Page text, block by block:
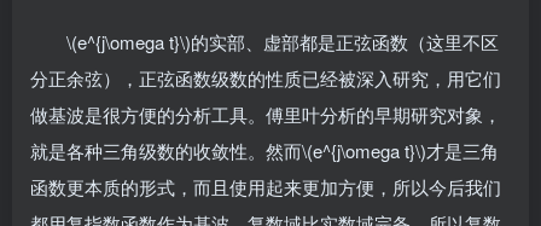
\(e^{j\omega t}\)的实部、虚部都是正弦函数（这里不区
分正余弦），正弦函数级数的性质已经被深入研究，用它们
做基波是很方便的分析工具。傅里叶分析的早期研究对象，
就是各种三角级数的收敛性。然而\(e^{j\omega t}\)才是三角
函数更本质的形式，而且使用起来更加方便，所以今后我们